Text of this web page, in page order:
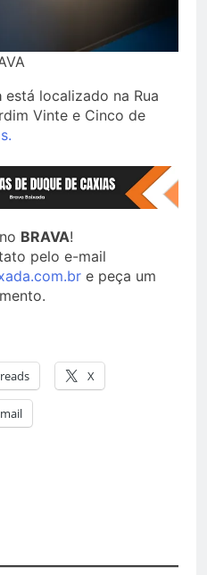
está localizado na Rua
Vinte e Cinco de
BRAVA!
pelo e-mail
e peça um
X